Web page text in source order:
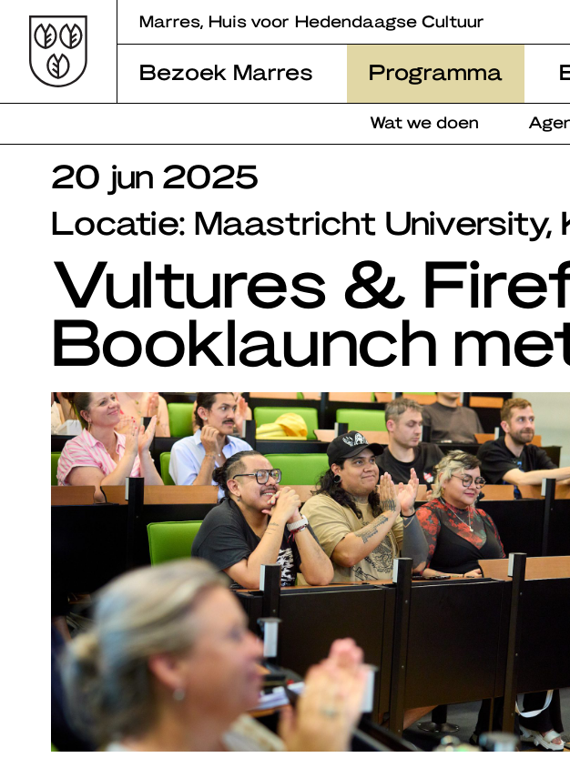
content
Marres, Huis voor Hedendaagse Cultuur
Bezoek Marres Programma
Wat we doen
20 jun 2025
Locatie: Maastricht University,
Vultures &
Booklaunch